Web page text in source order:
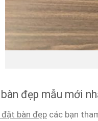
đẹp mẫu mới
bàn đẹp các bạn